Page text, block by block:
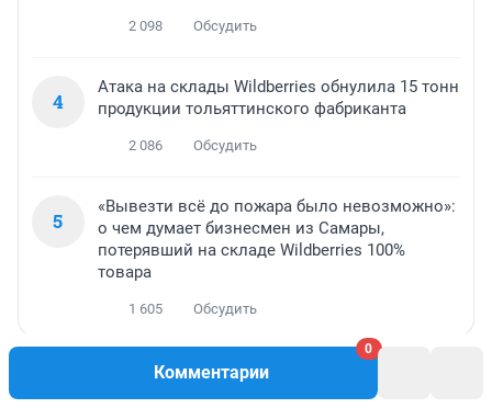
Комментарии
0
2 098 Обсудить
4
Атака на склады Wildberries обнулила 15 тонн
продукции тольяттинского фабриканта
2 086 Обсудить
5
«Вывезти всё до пожара было невозможно»:
о чем думает бизнесмен из Самары,
потерявший на складе Wildberries 100%
товара
1 605 Обсудить
МНЕНИЕ